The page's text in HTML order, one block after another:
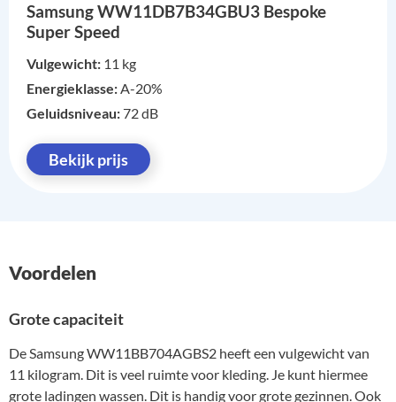
Samsung WW11DB7B34GBU3 Bespoke
Super Speed
Vulgewicht: 11 kg
Energieklasse:A-20%
Geluidsniveau: 72 dB
Bekijk prijs
Voordelen
Grote capaciteit
De Samsung WW11BB704AGBS2 heeft een vulgewicht van
11 kilogram. Dit is veel ruimte voor kleding. Je kunt hiermee
grote ladingen wassen. Dit is handig voor grote gezinnen. Ook